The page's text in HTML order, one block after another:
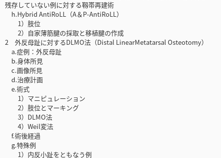
残存していない例に対する靱帯再建術
h.Hybrid AntiRoLL（A＆P-AntiRoLL）
1）肢位
2）自家薄筋腱の採取と移植腱の作成
2 外反母趾に対するDLMO法（Distal LinearMetatarsal Osteotomy）
a.症例：外反母趾
b.身体所見
c.画像所見
d.治療計画
e.術式
1）マニピュレーション
2）肢位とマーキング
3）DLMO法
4）Weil変法
f.術後経過
g.特殊例
1）内反小趾をともなう例